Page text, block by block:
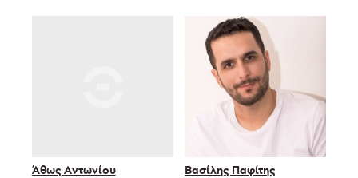
Άθως Αντωνίου Βασίλης Παφίτης